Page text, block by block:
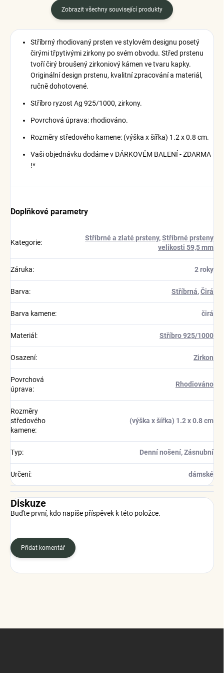
Zobrazit všechny související produkty
Stříbrný rhodiovaný prsten ve stylovém designu posetý
čirými třpytivými zirkony po svém obvodu. Střed prstenu
tvoří čirý broušený zirkoniový kámen ve tvaru kapky.
Originální design prstenu, kvalitní zpracování a materiál,
ručně dohotovené.
Stříbro ryzost Ag 925/1000, zirkony.
Povrchová úprava: rhodiováno.
Rozměry středového kamene: (výška x šířka) 1.2 x 0.8 cm.
Vaši objednávku dodáme v DÁRKOVÉM BALENÍ - ZDARMA
!*
Doplňkové parametry
Kategorie:
Stříbrné a zlaté prsteny,Stříbrné prsteny
velikosti 59,5 mm
Záruka: 2 roky
Barva: Stříbrná,Čirá
Barva kamene: čirá
Materiál : Stříbro 925/1000
Osazení: Zirkon
Povrchová
úprava:
Rhodiováno
Rozměry
středového
kamene:
(výška x šířka) 1.2 x 0.8 cm
Typ: Denní nošení, Zásnubní
Určení: dámské
Diskuze
Buďte první, kdo napíše příspěvek k této položce.
Přidat komentář